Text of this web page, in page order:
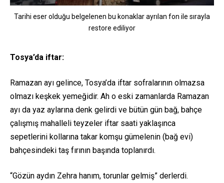
Tarihi eser olduğu belgelenen bu konaklar ayrılan fon ile sırayla
restore ediliyor
Tosya’da iftar:
Ramazan ayı gelince, Tosya’da iftar sofralarının olmazsa
olmazı keşkek yemeğidir. Ah o eski zamanlarda Ramazan
ayı da yaz aylarına denk gelirdi ve bütün gün bağ, bahçe
çalışmış mahalleli teyzeler iftar saati yaklaşınca
sepetlerini kollarına takar komşu gümelenin (bağ evi)
bahçesindeki taş fırının başında toplanırdı.
“Gözün aydın Zehra hanım, torunlar gelmiş” derlerdi.